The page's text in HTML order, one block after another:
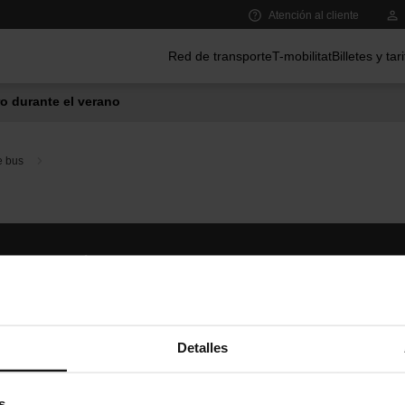
Detalles
Atención al cliente
Red de transporteT-mobilitatBilletes y
durante el verano
bus
Síguenos
TMB